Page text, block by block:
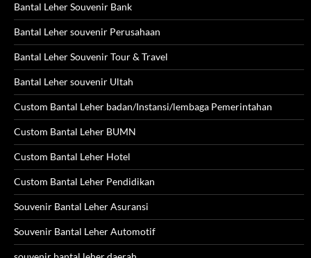
Bantal Leher Souvenir Bank
Bantal Leher souvenir Perusahaan
Bantal Leher Souvenir Tour & Travel
Bantal Leher souvenir Ultah
Custom Bantal Leher badan/Instansi/lembaga Pemerintahan
Custom Bantal Leher BUMN
Custom Bantal Leher Hotel
Custom Bantal Leher Pendidikan
Souvenir Bantal Leher Asuransi
Souvenir Bantal Leher Automotif